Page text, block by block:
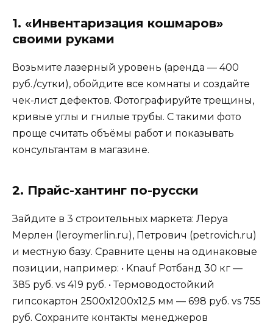
1. «Инвентаризация кошмаров»
своими руками
Возьмите лазерный уровень (аренда — 400
руб./сутки), обойдите все комнаты и создайте
чек-лист дефектов. Фотографируйте трещины,
кривые углы и гнилые трубы. С такими фото
проще считать объёмы работ и показывать
консультантам в магазине.
2. Прайс-хантинг по-русски
Зайдите в 3 строительных маркета: Леруа
Мерлен (leroymerlin.ru), Петрович (petrovich.ru)
и местную базу. Сравните цены на одинаковые
позиции, например: • Knauf Ротбанд 30 кг —
385 руб. vs 419 руб. • Термоводостойкий
гипсокартон 2500х1200х12,5 мм — 698 руб. vs 755
руб. Сохраните контакты менеджеров